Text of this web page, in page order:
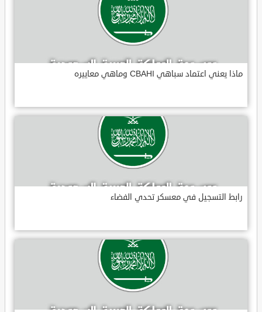
ماذا يعني اعتماد سباهي CBAHI وماهي معاييره
رابط التسجيل في معسكر تحدي الفضاء